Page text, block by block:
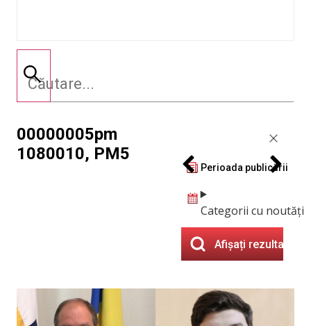
00000005pm
1080010, PM5
Perioada publicării
Categorii cu noutăți
Afișați rezultatele